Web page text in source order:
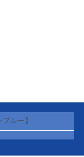
ルー】